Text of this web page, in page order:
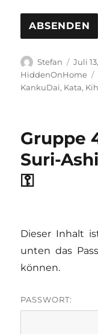
Autor
Stefan
am
Juli
HiddenOnHome
KankuDai, Kata,
Gruppe
Suri-
⚿
Dieser Inhalt
unten das
können.
PASSWORT: